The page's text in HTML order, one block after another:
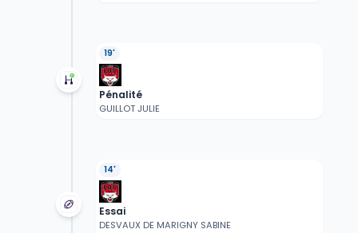
19'
Pénalité
GUILLOT JULIE
14'
Essai
DESVAUX DE MARIGNY SABINE